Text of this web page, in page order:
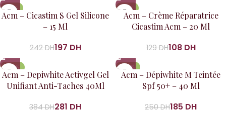
-19%
Acm – Cicastim S Gel Silicone
– 15 Ml
242DH197 DH
-16%
Acm – Crème Réparatrice
Cicastim Acm – 20 Ml
129DH108 DH
-27%
Acm – Depiwhite Activgel Gel
Unifiant Anti-Taches 40Ml
384DH281 DH
-26%
Acm – Dépiwhite M Teintée
Spf 50+ – 40 Ml
250DH185 DH